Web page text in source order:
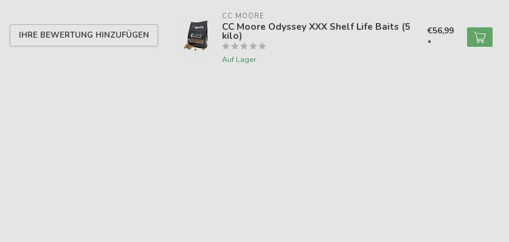
IHRE BEWERTUNG HINZUFÜGEN
CC MOORE
CC Moore Odyssey XXX Shelf Life Baits (5
kilo)
Auf Lager
€56,99
*